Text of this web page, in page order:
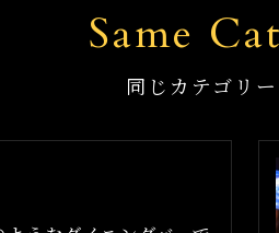
同じカテゴリ
Same